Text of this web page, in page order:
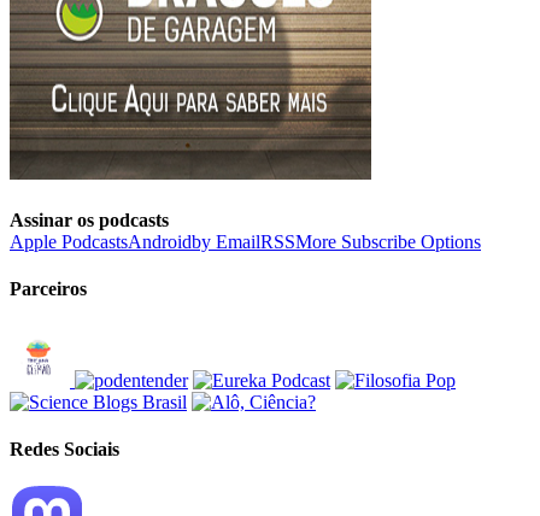
Assinar os podcasts
Apple PodcastsAndroidby EmailRSSMore Subscribe Options
Parceiros
Redes Sociais